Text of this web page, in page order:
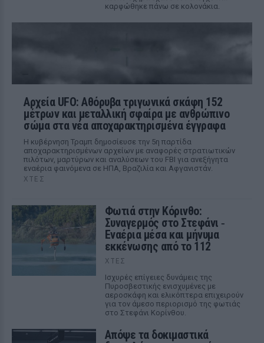
καρφώθηκε πάνω σε κολονάκια.
Αρχεία UFO: Αθόρυβα τριγωνικά σκάφη 152
μέτρων και μεταλλική σφαίρα με ανθρώπινο
σώμα στα νέα αποχαρακτηρισμένα έγγραφα
Η κυβέρνηση Τραμπ δημοσίευσε την 5η παρτίδα
αποχαρακτηρισμένων αρχείων με αναφορές στρατιωτικών
πιλότων, μαρτύρων και αναλύσεων του FBI για ανεξήγητα
εναέρια φαινόμενα σε ΗΠΑ, Βραζιλία και Αφγανιστάν.
ΧΤΕΣ
Φωτιά στην Κόρινθο:
Συναγερμός στο Στεφάνι ‑
Εναέρια μέσα και μήνυμα
εκκένωσης από το 112
ΧΤΕΣ
Ισχυρές επίγειες δυνάμεις της
Πυροσβεστικής ενισχυμένες με
αεροσκάφη και ελικόπτερα επιχειρούν
για τον άμεσο περιορισμό της φωτιάς
στο Στεφάνι Κορίνθου.
Απόψε τα δοκιμαστικά